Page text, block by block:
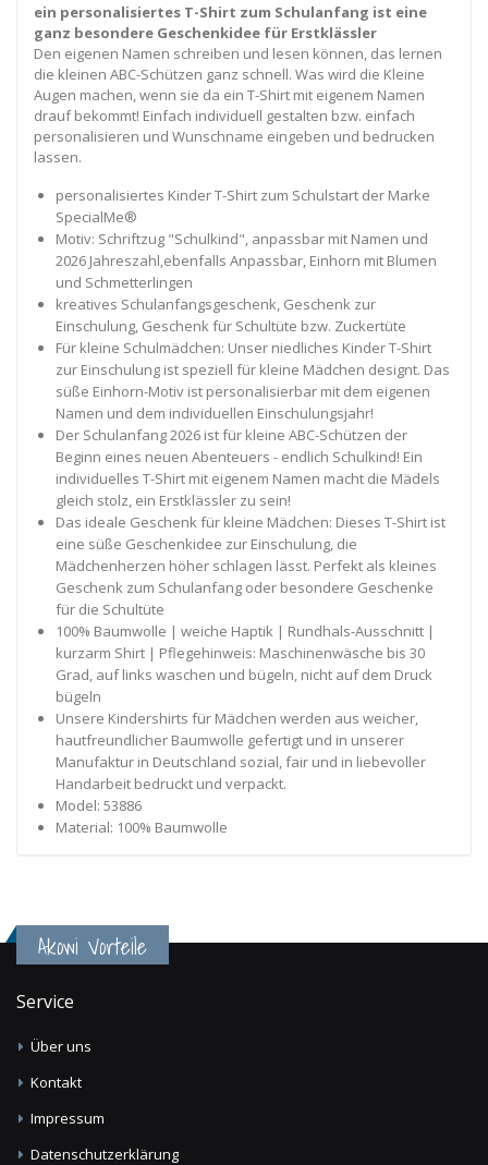
ein personalisiertes T-Shirt zum Schulanfang ist eine
ganz besondere Geschenkidee für Erstklässler
Den eigenen Namen schreiben und lesen können, das lernen
die kleinen ABC-Schützen ganz schnell. Was wird die Kleine
Augen machen, wenn sie da ein T-Shirt mit eigenem Namen
drauf bekommt! Einfach individuell gestalten bzw. einfach
personalisieren und Wunschname eingeben und bedrucken
lassen.
personalisiertes Kinder T-Shirt zum Schulstart der Marke
SpecialMe®
Motiv: Schriftzug "Schulkind", anpassbar mit Namen und
2026 Jahreszahl,ebenfalls Anpassbar, Einhorn mit Blumen
und Schmetterlingen
kreatives Schulanfangsgeschenk, Geschenk zur
Einschulung, Geschenk für Schultüte bzw. Zuckertüte
Für kleine Schulmädchen: Unser niedliches Kinder T-Shirt
zur Einschulung ist speziell für kleine Mädchen designt. Das
süße Einhorn-Motiv ist personalisierbar mit dem eigenen
Namen und dem individuellen Einschulungsjahr!
Der Schulanfang 2026 ist für kleine ABC-Schützen der
Beginn eines neuen Abenteuers - endlich Schulkind! Ein
individuelles T-Shirt mit eigenem Namen macht die Mädels
gleich stolz, ein Erstklässler zu sein!
Das ideale Geschenk für kleine Mädchen: Dieses T-Shirt ist
eine süße Geschenkidee zur Einschulung, die
Mädchenherzen höher schlagen lässt. Perfekt als kleines
Geschenk zum Schulanfang oder besondere Geschenke
für die Schultüte
100% Baumwolle | weiche Haptik | Rundhals-Ausschnitt |
kurzarm Shirt | Pflegehinweis: Maschinenwäsche bis 30
Grad, auf links waschen und bügeln, nicht auf dem Druck
bügeln
Unsere Kindershirts für Mädchen werden aus weicher,
hautfreundlicher Baumwolle gefertigt und in unserer
Manufaktur in Deutschland sozial, fair und in liebevoller
Handarbeit bedruckt und verpackt.
Model: 53886
Material: 100% Baumwolle
Akowi Vorteile
Service
Über uns
Kontakt
Impressum
Datenschutzerklärung